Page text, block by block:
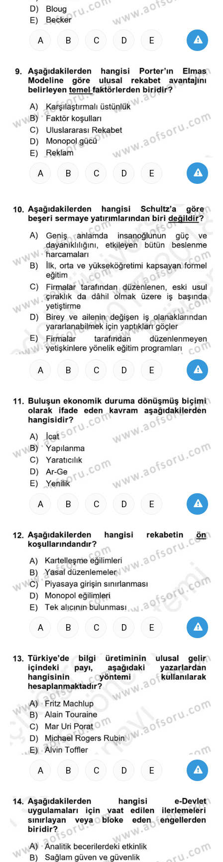
A B C D E
A B C D E
A B C D E
A B C D E
A B C D E
A B C D E